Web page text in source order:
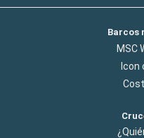
Barcos
MSC
Icon